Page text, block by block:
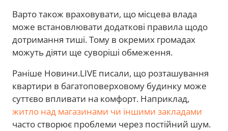
Варто також враховувати, що місцева влада
може встановлювати додаткові правила щодо
дотримання тиші. Тому в окремих громадах
можуть діяти ще суворіші обмеження.
Раніше Новини.LIVE писали, що розташування
квартири в багатоповерховому будинку може
суттєво впливати на комфорт. Наприклад,
житло над магазинами чи іншими закладами
часто створює проблеми через постійний шум.